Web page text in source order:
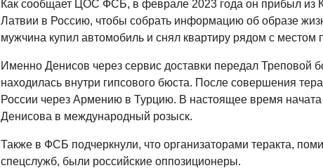
Как сообщает ЦОС ФСБ, в феврале 2023 года он прибыл из
Латвии в Россию, чтобы собрать информацию об образе
мужчина купил автомобиль и снял квартиру рядом с местом
Именно Денисов через сервис доставки передал Треповой
находилась внутри гипсового бюста. После совершения
России через Армению в Турцию. В настоящее время
Денисова в международный розыск.
Также в ФСБ подчеркнули, что организаторами теракта,
спецслужб, были российские оппозиционеры.